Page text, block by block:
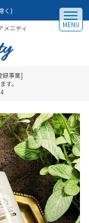
く)
メニティ
録事業]
す。
MENU